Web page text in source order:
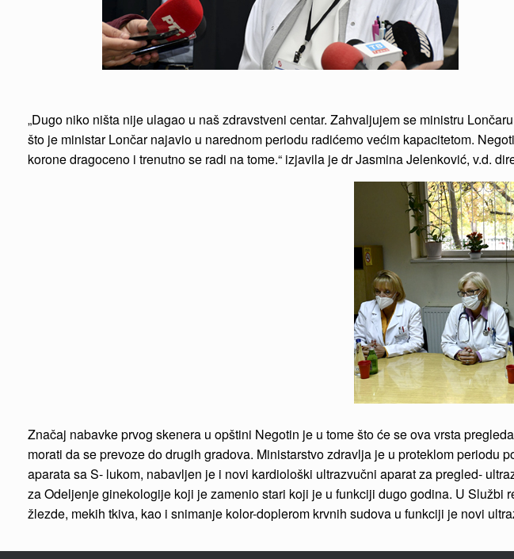
„Dugo niko ništa nije ulagao u naš zdravstveni centar. Zahvaljujem se ministru
što je ministar Lončar najavio u narednom periodu radićemo većim kapacitetom.
korone dragoceno i trenutno se radi na tome.“ izjavila je dr Jasmina Jelenković, v.d.
Značaj nabavke prvog skenera u opštini Negotin je u tome što će se ova vrsta
morati da se prevoze do drugih gradova. Ministarstvo zdravlja je u proteklom
aparata sa S- lukom, nabavljen je i novi kardiološki ultrazvučni aparat za pregled-
za Odeljenje ginekologije koji je zamenio stari koji je u funkciji dugo godina. U
žlezde, mekih tkiva, kao i snimanje kolor-doplerom krvnih sudova u funkciji je novi